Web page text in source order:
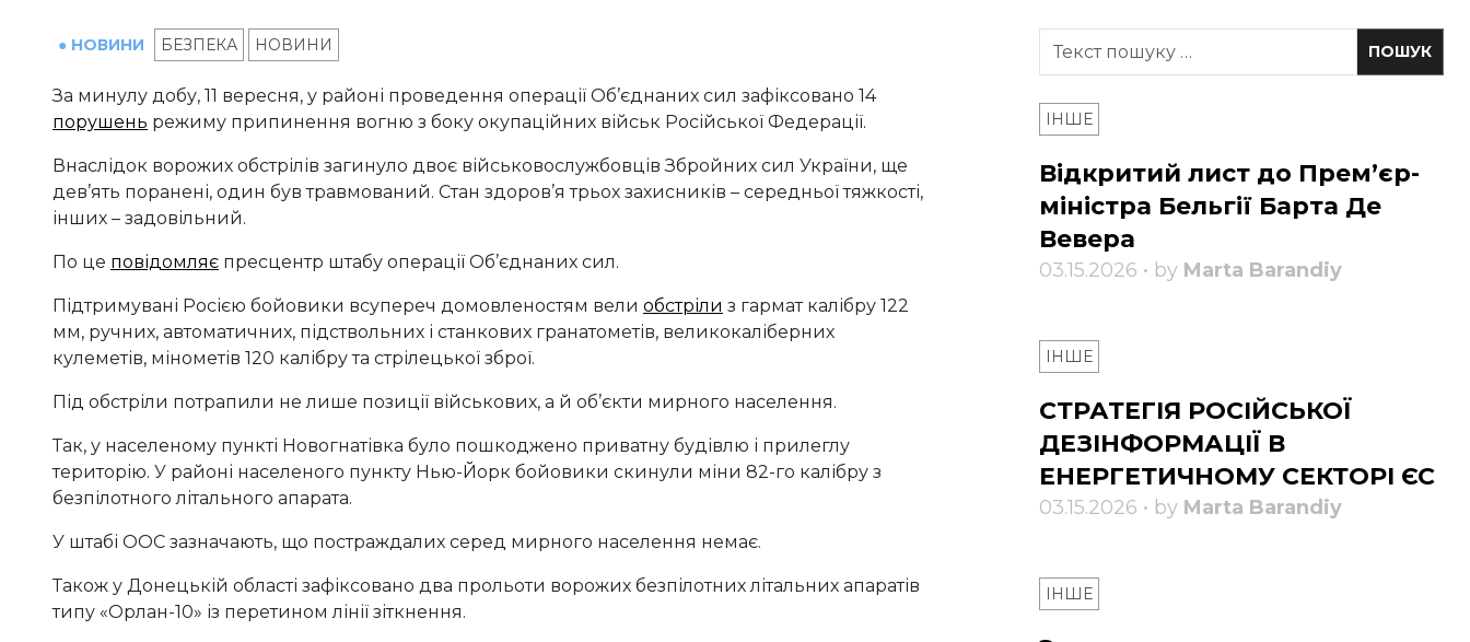
● НОВИНИ БЕЗПЕКА НОВИНИ
За минулу добу, 11 вересня, у районі проведення операції Об’єднаних сил зафіксовано 14
порушень режиму припинення вогню з боку окупаційних військ Російської Федерації.
Внаслідок ворожих обстрілів загинуло двоє військовослужбовців Збройних сил України, ще
дев’ять поранені, один був травмований. Стан здоров’я трьох захисників – середньої тяжкості,
інших – задовільний.
По це повідомляє пресцентр штабу операції Об’єднаних сил.
Підтримувані Росією бойовики всупереч домовленостям вели обстріли з гармат калібру 122
мм, ручних, автоматичних, підствольних і станкових гранатометів, великокаліберних
кулеметів, мінометів 120 калібру та стрілецької зброї.
Під обстріли потрапили не лише позиції військових, а й об’єкти мирного населення.
Так, у населеному пункті Новогнатівка було пошкоджено приватну будівлю і прилеглу
територію. У районі населеного пункту Нью-Йорк бойовики скинули міни 82-го калібру з
безпілотного літального апарата.
У штабі ООС зазначають, що постраждалих серед мирного населення немає.
Також у Донецькій області зафіксовано два прольоти ворожих безпілотних літальних апаратів
типу «Орлан-10» із перетином лінії зіткнення.
ІНШЕ
Відкритий лист до Прем’єр-
міністра Бельгії Барта Де
Вевера
03.15.2026 • by Marta Barandiy
ІНШЕ
СТРАТЕГІЯ РОСІЙСЬКОЇ
ДЕЗІНФОРМАЦІЇ В
ЕНЕРГЕТИЧНОМУ СЕКТОРІ ЄС
03.15.2026 • by Marta Barandiy
ІНШЕ